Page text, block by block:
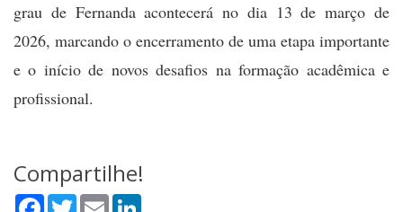
grau de Fernanda acontecerá no dia 13 de março de
2026, marcando o encerramento de uma etapa importante
e o início de novos desafios na formação acadêmica e
profissional.
Compartilhe!
Facebook
TwitterEmail